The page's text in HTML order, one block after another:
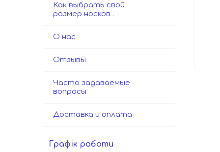
Как выбрать свой
размер носков .
О нас
Отзывы
Часто задаваемые
вопросы
Доставка и оплата
Графік роботи